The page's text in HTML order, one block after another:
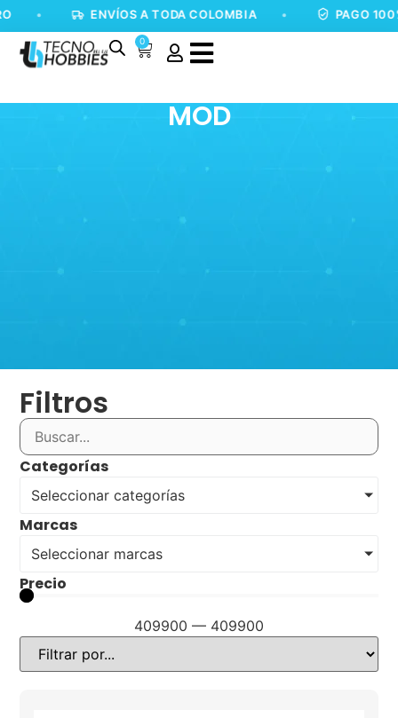
ENVÍOS A TODA COLOMBIA PAGO
0
MOD
Filtros
Categorías
Seleccionar categorías
Marcas
Seleccionar marcas
Precio
409900 — 409900